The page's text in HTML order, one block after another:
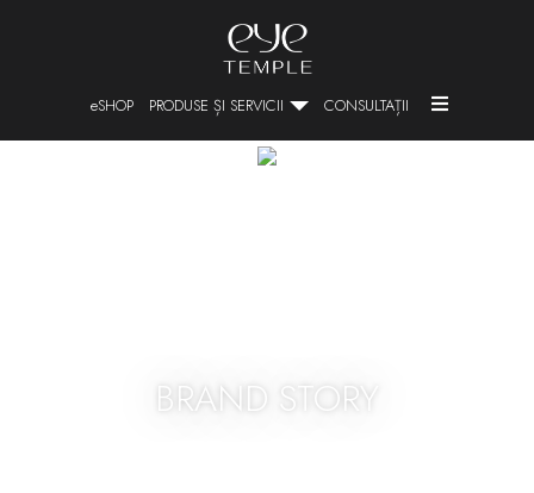
SHOP PRODUSE ȘI SERVICII CONSULTAȚII
BRAND STORY